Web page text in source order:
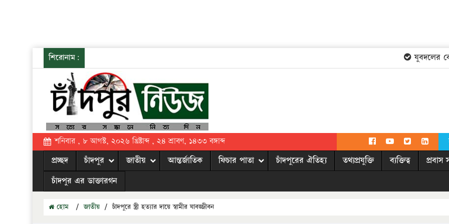
শিরোনাম: যুবদলের
শনিবার , ৮ আগস্ট, ২০২৬ খ্রিষ্টাব্দ , ২৪ শ্রাবণ, ১৪৩৩ বঙ্গাব্দ
প্রচ্ছদ চাঁদপুর জাতীয় আন্তর্জাতিক ফিচার পাতা চাঁদপুরের ঐতিহ্য তথ্যপ্রযুক্তি ব্যক্তিত্ব প্রবাস
চাঁদপুর এর ডাক্তারগন
হোম / জাতীয় / চাঁদপুরে স্ত্রী হত্যার দায়ে স্বামীর যাবজ্জীবন